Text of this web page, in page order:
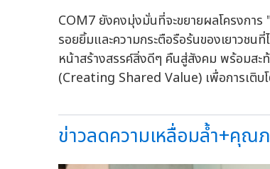
COM7 ยังคงมุ่งมั่นที่จะขยายผลโครงกา
รอยยิ้มและความกระตือรือร้นของเยาวช
หน้าสร้างสรรค์สิ่งดีๆ คืนสู่สังคม พร้อมสะ
(Creating Shared Value) เพื่อการเติบ
ข่าวลดความเหลื่อมล้ำ+คุณ